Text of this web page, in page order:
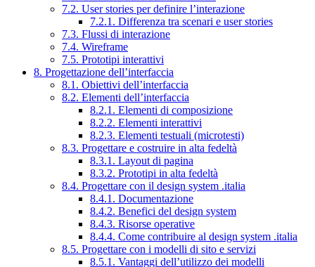
7.2. User stories per definire l’interazione
7.2.1. Differenza tra scenari e user stories
7.3. Flussi di interazione
7.4. Wireframe
7.5. Prototipi interattivi
8. Progettazione dell’interfaccia
8.1. Obiettivi dell’interfaccia
8.2. Elementi dell’interfaccia
8.2.1. Elementi di composizione
8.2.2. Elementi interattivi
8.2.3. Elementi testuali (microtesti)
8.3. Progettare e costruire in alta fedeltà
8.3.1. Layout di pagina
8.3.2. Prototipi in alta fedeltà
8.4. Progettare con il design system .italia
8.4.1. Documentazione
8.4.2. Benefici del design system
8.4.3. Risorse operative
8.4.4. Come contribuire al design system .italia
8.5. Progettare con i modelli di sito e servizi
8.5.1. Vantaggi dell’utilizzo dei modelli